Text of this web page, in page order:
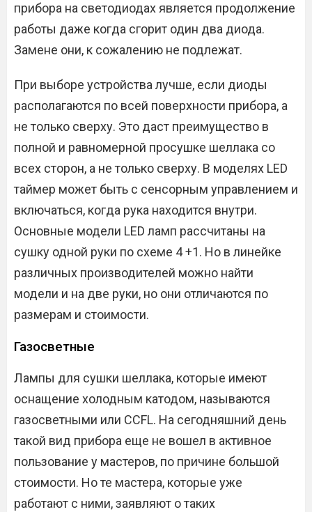
прибора на светодиодах является продолжение
работы даже когда сгорит один два диода.
Замене они, к сожалению не подлежат.
При выборе устройства лучше, если диоды
располагаются по всей поверхности прибора, а
не только сверху. Это даст преимущество в
полной и равномерной просушке шеллака со
всех сторон, а не только сверху. В моделях LED
таймер может быть с сенсорным управлением и
включаться, когда рука находится внутри.
Основные модели LED ламп рассчитаны на
сушку одной руки по схеме 4 +1. Но в линейке
различных производителей можно найти
модели и на две руки, но они отличаются по
размерам и стоимости.
Газосветные
Лампы для сушки шеллака, которые имеют
оснащение холодным катодом, называются
газосветными или CCFL. На сегодняшний день
такой вид прибора еще не вошел в активное
пользование у мастеров, по причине большой
стоимости. Но те мастера, которые уже
работают с ними, заявляют о таких